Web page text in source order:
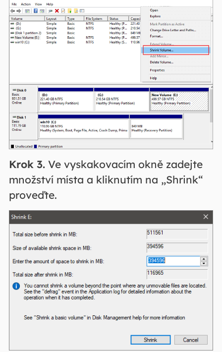
Krok 3.Ve vyskakovacím okně zadejte
množství místa a kliknutím na „Shrink“
proveďte.